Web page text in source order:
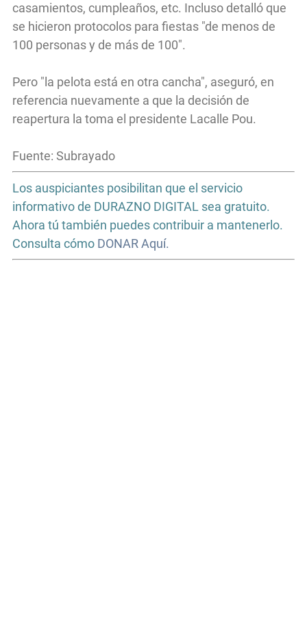
casamientos, cumpleaños, etc. Incluso detalló que
se hicieron protocolos para fiestas "de menos de
100 personas y de más de 100".
Pero "la pelota está en otra cancha", aseguró, en
referencia nuevamente a que la decisión de
reapertura la toma el presidente Lacalle Pou.
Fuente: Subrayado
Los auspiciantes posibilitan que el servicio
informativo de DURAZNO DIGITAL sea gratuito.
Ahora tú también puedes contribuir a mantenerlo.
Consulta cómo DONAR Aquí.